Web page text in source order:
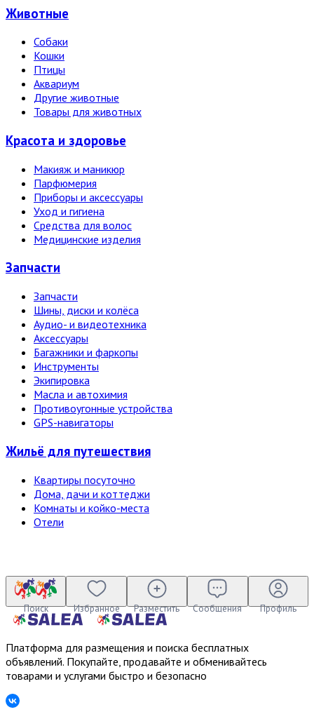
Животные
Собаки
Кошки
Птицы
Аквариум
Другие животные
Товары для животных
Красота и здоровье
Макияж и маникюр
Парфюмерия
Приборы и аксессуары
Уход и гигиена
Средства для волос
Медицинские изделия
Запчасти
Запчасти
Шины, диски и колёса
Аудио- и видеотехника
Аксессуары
Багажники и фаркопы
Инструменты
Экипировка
Масла и автохимия
Противоугонные устройства
GPS-навигаторы
Жильё для путешествия
Квартиры посуточно
Дома, дачи и коттеджи
Комнаты и койко-места
Отели
Поиск Избранное Разместить Сообщения Профиль
Платформа для размещения и поиска бесплатных
объявлений. Покупайте, продавайте и обменивайтесь
товарами и услугами быстро и безопасно